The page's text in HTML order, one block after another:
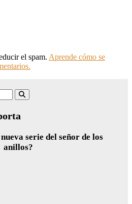
el spam. Aprende cómo se
serie del señor de los
anillos?